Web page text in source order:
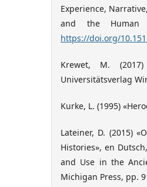
Experience,
and the Human
https://doi.org/
Krewet, M.
Universitätsverlag
Kurke, L. (1995)
Lateiner, D. (2015)
Histories», en
and Use in the
Michigan Press, pp.